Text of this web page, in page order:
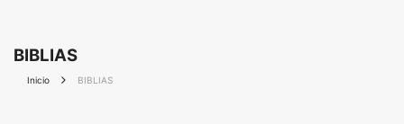
BIBLIAS
Inicio BIBLIAS